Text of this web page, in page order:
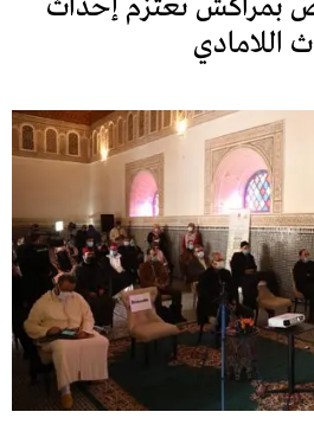
اللامادي